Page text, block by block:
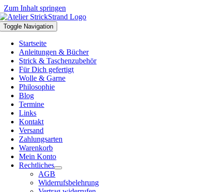
Zum Inhalt springen
Toggle Navigation
Startseite
Anleitungen & Bücher
Strick & Taschenzubehör
Für Dich gefertigt
Wolle & Garne
Philosophie
Blog
Termine
Links
Kontakt
Versand
Zahlungsarten
Warenkorb
Mein Konto
Rechtliches
AGB
Widerrufsbelehrung